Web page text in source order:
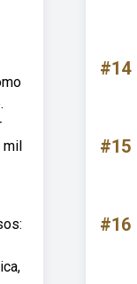
mil
#14
#15
#16